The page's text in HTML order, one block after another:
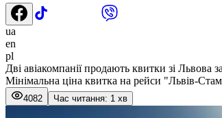
ua
en
pl
Дві авіакомпанії продають квитки зі Львова
Мінімальна ціна квитка на рейси "Львів-
4082 Час читання: 1 хв